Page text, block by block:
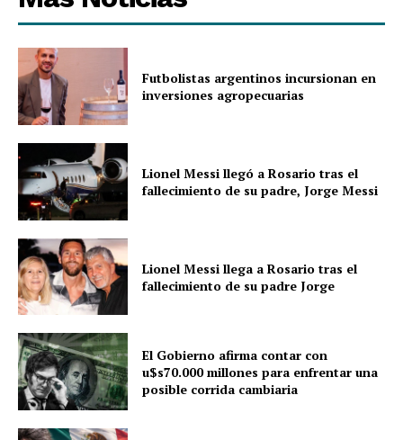
Futbolistas argentinos incursionan en
inversiones agropecuarias
Lionel Messi llegó a Rosario tras el
fallecimiento de su padre, Jorge Messi
Lionel Messi llega a Rosario tras el
fallecimiento de su padre Jorge
El Gobierno afirma contar con
u$s70.000 millones para enfrentar una
posible corrida cambiaria